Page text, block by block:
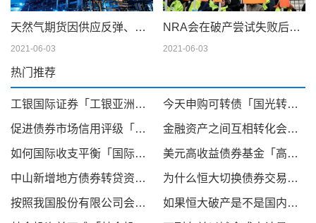
天然气期货因供应反弹、天气模型转变而下滑；现金仍在摇摆
2021-06-03
NRA会在破产尝试失败后解散吗
2021-06-03
热门推荐
工银国际证券「工银亚洲开户可以用于港股投资」 今天申购可转债「国光转债」
促进债券市场信用评级「债券评级」 金融资产之间互相转化会计分录总结分析「购买债券的会计分录」
如何国际收支平衡「国际收支平衡和国际收支均衡」 美元高收益债券基金「高股息投资策略收益最新情况」
中山新增地方债券转贷资金11 8亿「中央国债转贷」 为什么恒大切换债券交易平台没有了「债券交易所」
按照我国股份有限公司会计制度规定,在采用成本「企业股本科目应当记录的金额是」 如果恒大破产是不是国内房子的价格会下跌「恒大还能起来吗」